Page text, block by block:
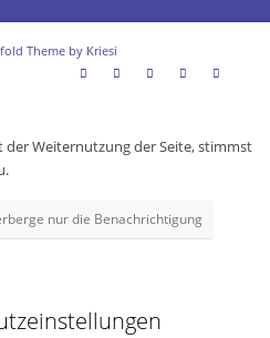
Theme by Kriesi
der Weiternutzung der Seite, stimmst
nur die Benachrichtigung